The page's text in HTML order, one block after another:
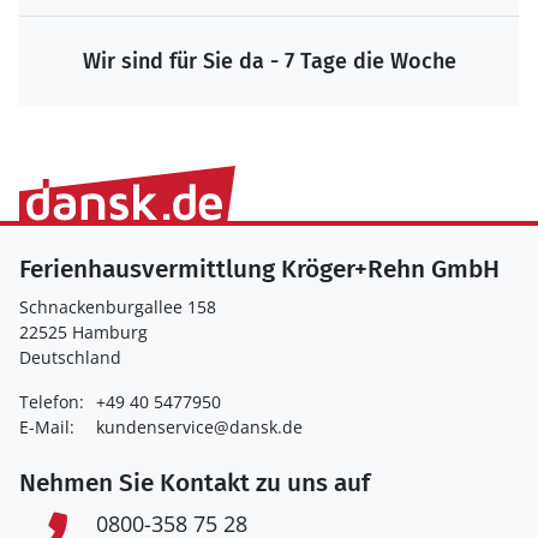
Wir sind für Sie da - 7 Tage die Woche
Ferienhausvermittlung Kröger+Rehn GmbH
Schnackenburgallee 158
22525 Hamburg
Deutschland
Telefon: +49 40 5477950
E-Mail:
kundenservice@dansk.de
Nehmen Sie Kontakt zu uns auf
0800-358 75 28